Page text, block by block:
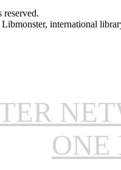
international
ONE